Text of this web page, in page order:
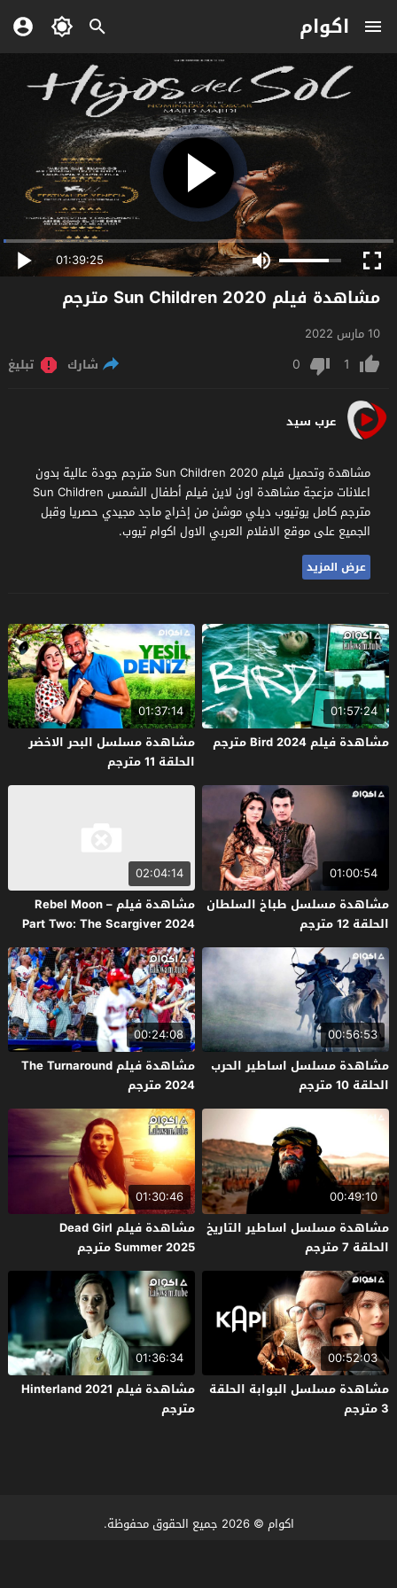
اكوام
01:39:25
مشاهدة فيلم Sun Children 2020 مترجم
10 مارس 2022
1
0 شارك تبليغ
عرب سيد
مشاهدة وتحميل فيلم Sun Children 2020 مترجم جودة عالية بدون
اعلانات مزعجة مشاهدة اون لاين فيلم أطفال الشمس Sun Children
مترجم كامل يوتيوب ديلي موشن من إخراج ماجد مجيدي حصريا وقبل
الجميع على موقع الافلام العربي الاول اكوام تيوب.
عرض المزيد
01:57:24
مشاهدة فيلم Bird 2024 مترجم
01:37:14
مشاهدة مسلسل البحر الاخضر
الحلقة 11 مترجم
01:00:54
مشاهدة مسلسل طباخ السلطان
الحلقة 12 مترجم
02:04:14
مشاهدة فيلم Rebel Moon –
Part Two: The Scargiver 2024
مترجم
00:56:53
مشاهدة مسلسل اساطير الحرب
الحلقة 10 مترجم
00:24:08
مشاهدة فيلم The Turnaround
2024 مترجم
00:49:10
مشاهدة مسلسل اساطير التاريخ
الحلقة 7 مترجم
01:30:46
مشاهدة فيلم Dead Girl
Summer 2025 مترجم
00:52:03
مشاهدة مسلسل البوابة الحلقة
3 مترجم
01:36:34
مشاهدة فيلم Hinterland 2021
مترجم
اكوام © 2026 جميع الحقوق محفوظة.